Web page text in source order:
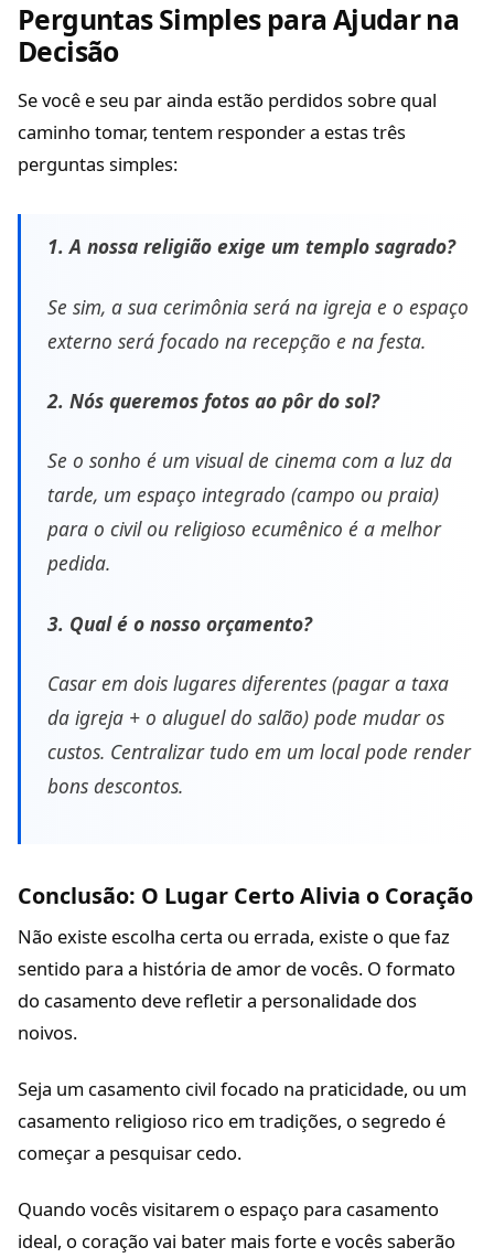
Perguntas Simples para Ajudar na
Decisão
Se você e seu par ainda estão perdidos sobre qual
caminho tomar, tentem responder a estas três
perguntas simples:
1. A nossa religião exige um templo sagrado?
Se sim, a sua cerimônia será na igreja e o espaço
externo será focado na recepção e na festa.
2. Nós queremos fotos ao pôr do sol?
Se o sonho é um visual de cinema com a luz da
tarde, um espaço integrado (campo ou praia)
para o civil ou religioso ecumênico é a melhor
pedida.
3. Qual é o nosso orçamento?
Casar em dois lugares diferentes (pagar a taxa
da igreja + o aluguel do salão) pode mudar os
custos. Centralizar tudo em um local pode render
bons descontos.
Conclusão: O Lugar Certo Alivia o Coração
Não existe escolha certa ou errada, existe o que faz
sentido para a história de amor de vocês. O formato
do casamento deve refletir a personalidade dos
noivos.
Seja um casamento civil focado na praticidade, ou um
casamento religioso rico em tradições, o segredo é
começar a pesquisar cedo.
Quando vocês visitarem o espaço para casamento
ideal, o coração vai bater mais forte e vocês saberão